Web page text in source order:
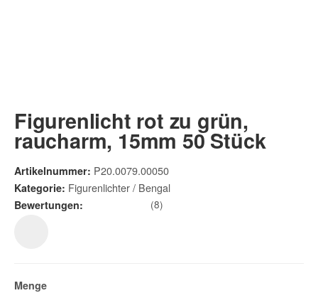
Figurenlicht rot zu grün,
raucharm, 15mm 50 Stück
Artikelnummer: P20.0079.00050
Kategorie: Figurenlichter / Bengal
Bewertungen: (8)
Menge